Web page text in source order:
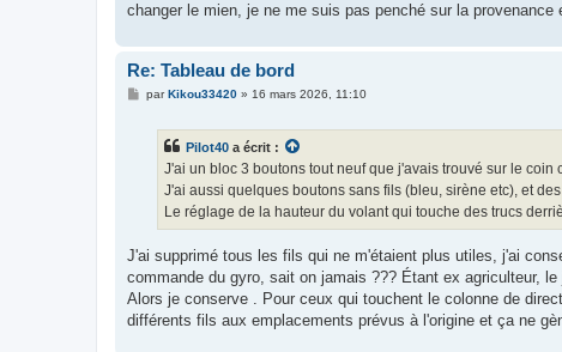
changer le mien, je ne me suis pas penché sur la provenance
Re: Tableau de bord
MparKikou33420» 16 mars 2026, 11:10
Pilot40 a écrit :
J'ai un bloc 3 boutons tout neuf que j'avais trouvé sur le coin
J'ai aussi quelques boutons sans fils (bleu, sirène etc), et
Le réglage de la hauteur du volant qui touche des trucs
J'ai supprimé tous les fils qui ne m'étaient plus utiles, j'ai
commande du gyro, sait on jamais ??? Étant ex agriculteur,
Alors je conserve . Pour ceux qui touchent le colonne de
différents fils aux emplacements prévus à l'origine et ça ne